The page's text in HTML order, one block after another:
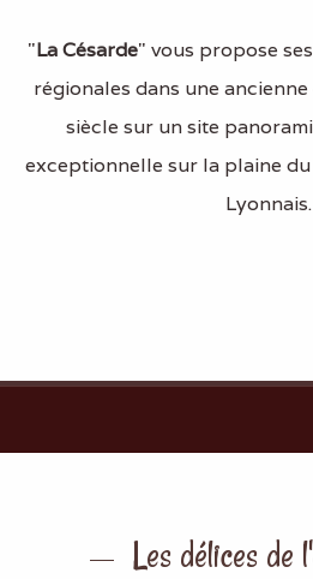
"La Césarde" vous propose
régionales dans une
siècle sur un site
exceptionnelle sur la plaine
Lyonnais.
Les délices de